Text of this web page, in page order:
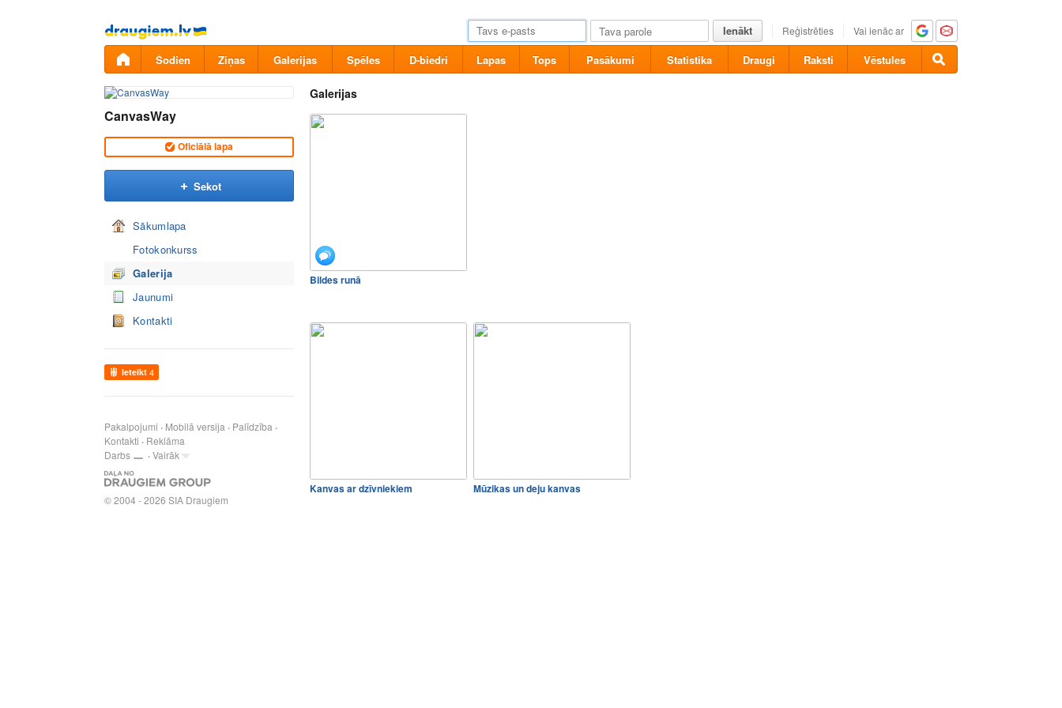
Pāriet
uz
saturu
Ienākt Reģistrēties Vai ienāc ar
Šodien Ziņas Galerijas Spēles D-biedri Lapas Tops Pasākumi Statistika Draugi Raksti Vēstules
CanvasWay
Oficiālā lapa
Sekot
Sākumlapa
Fotokonkurss
Galerija
Jaunumi
Kontakti
Ieteikt 4
Pakalpojumi Mobilā versija
Palīdzība
Kontakti
Reklāma
Darbs
Vairāk
© 2004 - 2026 SIA Draugiem
Galerijas
Bildes runā
Kanvas ar dzīvniekiem Mūzikas un deju kanvas